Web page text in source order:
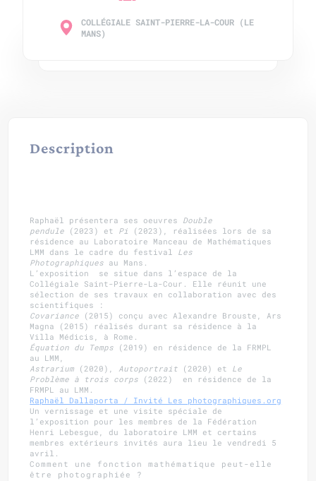
COLLÉGIALE SAINT-PIERRE-LA-COUR (LE
MANS)
Description
Raphaël présentera ses oeuvres Double
pendule (2023) et Pi
(2023), réalisées lors de sa
résidence au Laboratoire Manceau de Mathématiques
LMM dans le cadre du festival Les
Photographiques au Mans.
L’exposition se situe dans l’espace de la
Collégiale Saint-Pierre-La-Cour. Elle réunit une
sélection de ses travaux en collaboration avec des
scientifiques :
Covariance (2015) conçu avec Alexandre Brouste, Ars
Magna (2015) réalisés durant sa résidence à la
Villa Médicis, à Rome.
Équation du Temps (2019) en résidence de la FRMPL
au LMM,
Astrarium (2020), Autoportrait (2020) et Le
Problème à trois corps (2022) en résidence de la
FRMPL au LMM.
Raphaël Dallaporta / Invité Les photographiques.org
Un vernissage et une visite spéciale de
l’exposition pour les membres de la Fédération
Henri Lebesgue, du laboratoire LMM et certains
membres extérieurs invités aura lieu le vendredi 5
avril.
Comment une fonction mathématique peut-elle
être photographiée ?